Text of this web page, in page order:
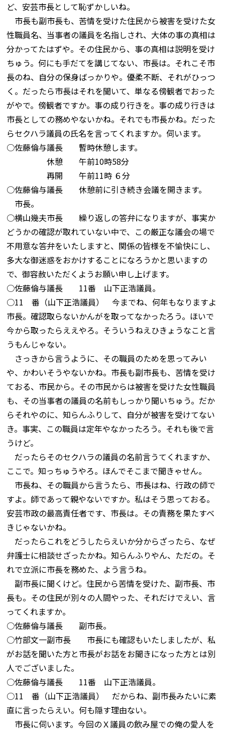
ど、安芸市長として恥ずかしいね。
市長も副市長も、苦情を受けた住民から被害を受けた女
性職員名、当事者の議員を名指しされ、大体の事の真相は
分かってたはずや。その住民から、事の真相は説明を受け
ちゅう。何にも手だてを講じてない、市長は。それこそ市
長のね、自分の保身ばっかりや。優柔不断、それがひっつ
く。だったら市長はそれを聞いて、単なる傍観者でおった
がやで。傍観者ですか。事の成り行きを。事の成り行きは
市長としての務めやないかね。それでも市長かね。だった
らセクハラ議員の氏名を言ってくれますか。伺います。
○佐藤倫与議長 暫時休憩します。
休憩 午前10時58分
再開 午前11時 ６分
○佐藤倫与議長 休憩前に引き続き会議を開きます。
市長。
○横山幾夫市長 繰り返しの答弁になりますが、事実か
どうかの確認が取れていない中で、この厳正な議会の場で
不用意な答弁をいたしますと、関係の皆様を不愉快にし、
多大な御迷惑をおかけすることになろうかと思いますの
で、御容赦いただくようお願い申し上げます。
○佐藤倫与議長 11番 山下正浩議員。
○11 番（山下正浩議員） 今までね、何年もなりますよ
市長。確認取らないかんがを取ってなかったろう。ほいで
今から取ったらええやろ。そういうねえひきょうなこと言
うもんじゃない。
さっきから言うように、その職員のためを思ってみい
や、かわいそうやないかね。市長も副市長も、苦情を受け
ておる、市民から。その市民からは被害を受けた女性職員
も、その当事者の議員の名前もしっかり聞いちゅう。だか
らそれやのに、知らんふりして、自分が被害を受けてない
き。事実、この職員は定年やなかったろう。それも後で言
うけど。
だったらそのセクハラの議員の名前言うてくれますか、
ここで。知っちゅうやろ。ほんでそこまで聞きゃせん。
市長ね、その職員から言うたら、市長はね、行政の師で
すよ。師であって親やないですか。私はそう思っておる。
安芸市政の最高責任者です、市長は。その責務を果たすべ
きじゃないかね。
だったらこれをどうしたらえいか分からざったら、なぜ
弁護士に相談せざったかね。知らんふりやん、ただの。そ
れで立派に市長を務めた、よう言うね。
副市長に聞くけど。住民から苦情を受けた、副市長、市
長も。その住民が別々の人間やった、それだけでえい、言
ってくれますか。
○佐藤倫与議長 副市長。
○竹部文一副市長 市長にも確認もいたしましたが、私
がお話を聞いた方と市長がお話をお聞きになった方とは別
人でございました。
○佐藤倫与議長 11番 山下正浩議員。
○11 番（山下正浩議員） だからね、副市長みたいに素
直に言ったらえい。何も隠す理由ない。
市長に伺います。今回のＸ議員の飲み屋での俺の愛人を